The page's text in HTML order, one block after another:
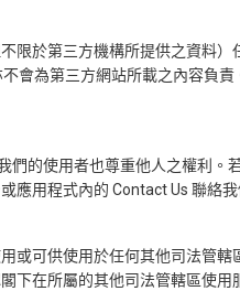
限於第三方機構所提供之資料
會為第三方網站所載之內容負
的使用者也尊重他人之權利
應用程式內的 Contact Us 聯絡我
或可供使用於任何其他司法管
下在所屬的其他司法管轄區使用